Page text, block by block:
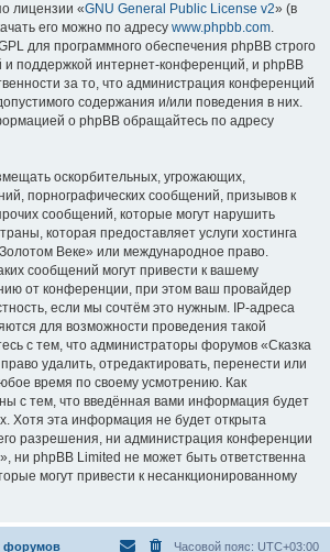
лицензии «GNU General Public License v2» (в
его можно по адресу www.phpbb.com.
для программного обеспечения phpBB строго
и поддержкой интернет-конференций, и phpBB
за то, что администрация конференций
содержания и/или поведения в них.
о phpBB обращайтесь по адресу
оскорбительных, угрожающих,
порнографических сообщений, призывов к
сообщений, которые могут нарушить
которая предоставляет услуги хостинга
Веке» или международное право.
сообщений могут привести к вашему
от конференции, при этом ваш провайдер
если мы сочтём это нужным. IP-адреса
для возможности проведения такой
с тем, что администраторы форумов «Сказка
удалить, отредактировать, перенести или
время по своему усмотрению. Как
с тем, что введённая вами информация будет
Хотя эта информация не будет открыта
разрешения, ни администрация конференции
ни phpBB Limited не может быть ответственна
могут привести к несанкционированному
форумов Часовой пояс: UTC+03:00